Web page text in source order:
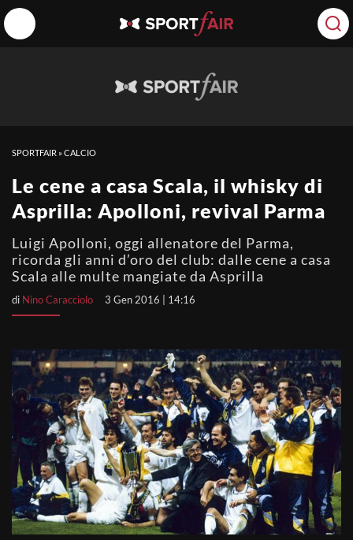
SPORTFAIR »CALCIO
Le cene a casa Scala, il whisky di
Asprilla: Apolloni, revival Parma
Luigi Apolloni, oggi allenatore del Parma,
ricorda gli anni d’oro del club: dalle cene a casa
Scala alle multe mangiate da Asprilla
di Nino Caracciolo 3 Gen 2016 | 14:16